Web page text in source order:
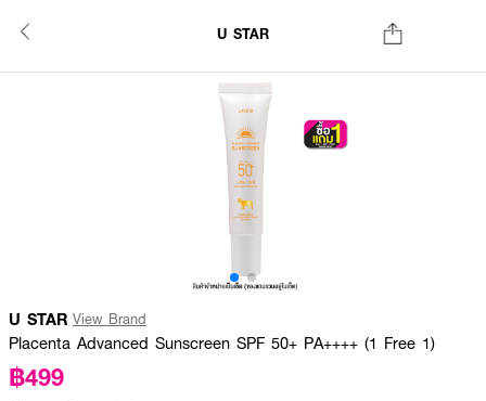
U STAR
U STAR View Brand
Placenta Advanced Sunscreen SPF 50+ PA++++ (1 Free 1)
฿499